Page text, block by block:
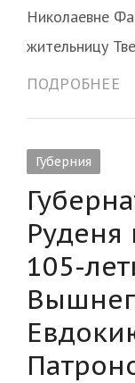
Николаевне
жительницу
ПОДРОБНЕЕ
Губерния
Руденя
105-